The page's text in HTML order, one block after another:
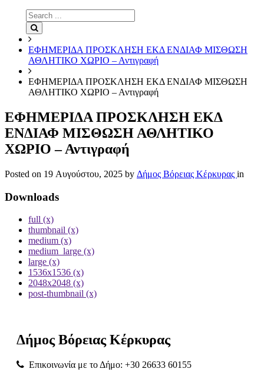
Search
for:
ΕΦΗΜΕΡΙΔΑ ΠΡΟΣΚΛΗΣΗ ΕΚΔ ΕΝΔΙΑΦ ΜΙΣΘΩΣΗ
ΑΘΛΗΤΙΚΟ ΧΩΡΙΟ – Αντιγραφή
ΕΦΗΜΕΡΙΔΑ ΠΡΟΣΚΛΗΣΗ ΕΚΔ ΕΝΔΙΑΦ ΜΙΣΘΩΣΗ
ΑΘΛΗΤΙΚΟ ΧΩΡΙΟ – Αντιγραφή
ΕΦΗΜΕΡΙΔΑ ΠΡΟΣΚΛΗΣΗ ΕΚΔ
ΕΝΔΙΑΦ ΜΙΣΘΩΣΗ ΑΘΛΗΤΙΚΟ
ΧΩΡΙΟ – Αντιγραφή
Posted on 19 Αυγούστου, 2025 by Δήμος Βόρειας Κέρκυρας in
Downloads
full (x)
thumbnail (x)
medium (x)
medium_large (x)
large (x)
1536x1536 (x)
2048x2048 (x)
post-thumbnail (x)
Δήμος Βόρειας Κέρκυρας
Επικοινωνία με το Δήμο: +30 26633 60155